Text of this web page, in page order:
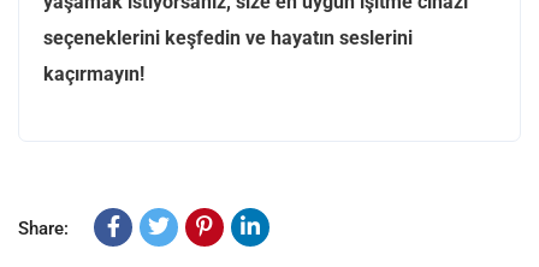
seçeneklerini keşfedin ve hayatın seslerini
kaçırmayın!
Share: